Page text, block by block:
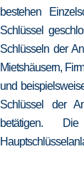
bestehen
Schlüssel
Schlüsseln der
Mietshäusern,
und
Schlüssel der
betätigen.